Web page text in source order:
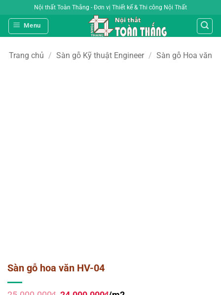
qua
nội
Nội thất Toàn Thắng - Đơn vị Thiết kế & Thi công Nội Thất
Menu
Trang chủ / Sàn gỗ Kỹ thuật Engineer / Sàn gỗ Hoa văn
Sàn gỗ hoa văn HV-04